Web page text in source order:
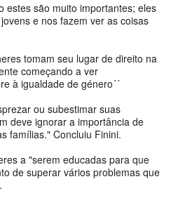
estes são muito importantes; eles
e nos fazem ver as coisas
tomam seu lugar de direito na
começando a ver
à igualdade de género´´
ou subestimar suas
deve ignorar a importância de
famílias." Concluiu Finini.
a "serem educadas para que
de superar vários problemas que